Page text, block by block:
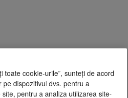
toate cookie-urile”, sunteți de acord
dispozitivul dvs. pentru a
pentru a analiza utilizarea site-